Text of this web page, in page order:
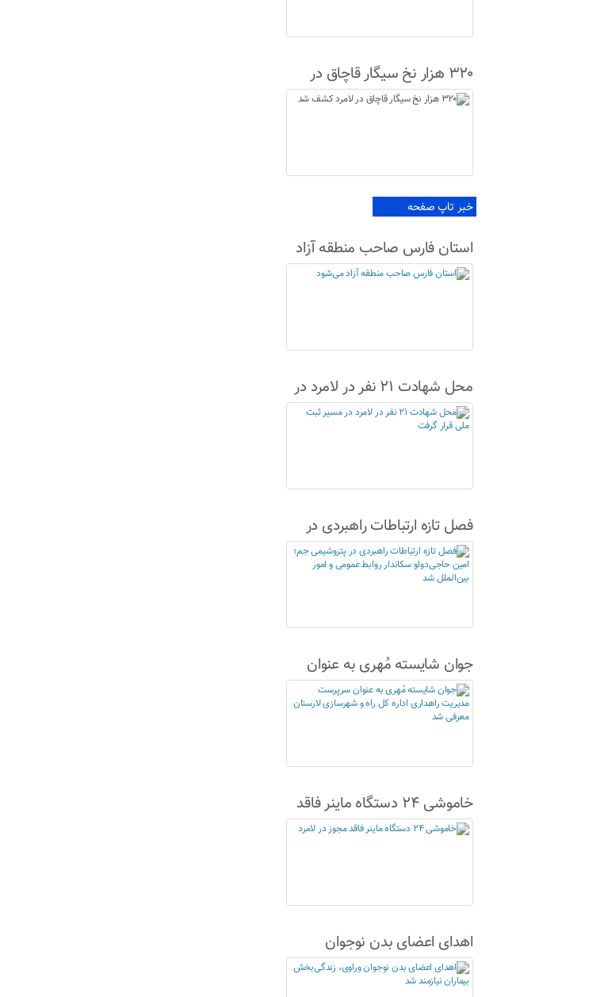
۳۲۰ هزار نخ سیگار قاچاق در
لامرد کشف شد
خبر تاپ صفحه
استان فارس صاحب منطقه آزاد
می‌شود
محل شهادت ۲۱ نفر در لامرد در
مسیر ثبت ملی قرار گرفت
فصل تازه ارتباطات راهبردی در
پتروشیمی جم؛ امین حاجی‌دولو
سکاندار روابط عمومی و امور
جوان شایسته مُهری به عنوان
سرپرست مدیریت راهداری اداره
کل راه و شهرسازی لارستان
خاموشی ۲۴ دستگاه ماینر فاقد
مجوز در لامرد
اهدای اعضای بدن نوجوان
وراوی، زندگی‌بخش بیماران
نیازمند شد